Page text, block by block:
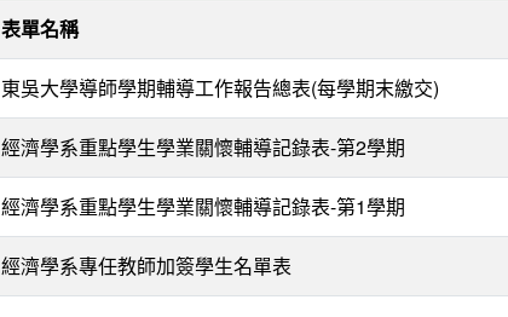
表單名稱
東吳大學導師學期輔導工作報告總表(每學期末繳交)
經濟學系重點學生學業關懷輔導記錄表-第2學期
經濟學系重點學生學業關懷輔導記錄表-第1學期
經濟學系專任教師加簽學生名單表